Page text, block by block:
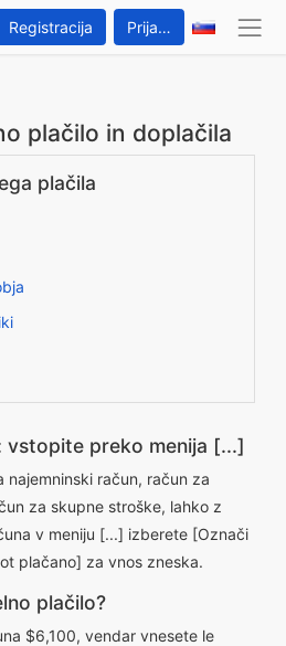
Registracija Prijava
plačilo in doplačila
plačila
vstopite preko menija [...]
najemninski račun, račun za
za skupne stroške, lahko z
v meniju [...] izberete [Označi
plačano] za vnos zneska.
plačilo?
$6,100, vendar vnesete le